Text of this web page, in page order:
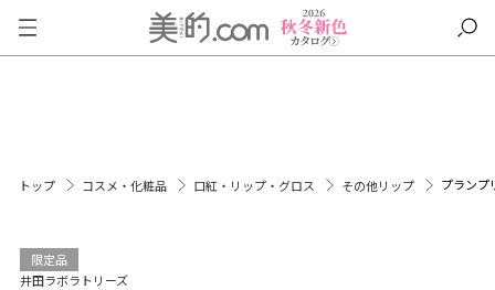
トップ コスメ・化粧品 口紅・リップ・グロス その他リップ プラン
限定品
井田ラボラトリーズ